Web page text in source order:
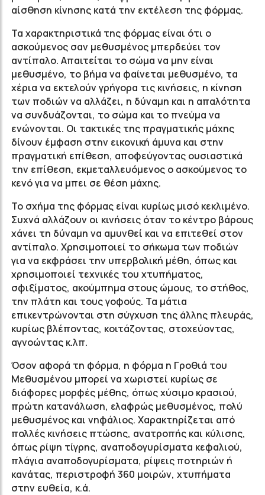
αίσθηση κίνησης κατά την εκτέλεση της φόρμας.
Τα χαρακτηριστικά της φόρμας είναι ότι ο
ασκούμενος σαν μεθυσμένος μπερδεύει τον
αντίπαλο. Απαιτείται το σώμα να μην είναι
μεθυσμένο, το βήμα να φαίνεται μεθυσμένο, τα
χέρια να εκτελούν γρήγορα τις κινήσεις, η κίνηση
των ποδιών να αλλάζει, η δύναμη και η απαλότητα
να συνδυάζονται, το σώμα και το πνεύμα να
ενώνονται. Οι τακτικές της πραγματικής μάχης
δίνουν έμφαση στην εικονική άμυνα και στην
πραγματική επίθεση, αποφεύγοντας ουσιαστικά
την επίθεση, εκμεταλλευόμενος ο ασκούμενος το
κενό για να μπει σε θέση μάχης.
Το σχήμα της φόρμας είναι κυρίως μισό κεκλιμένο.
Συχνά αλλάζουν οι κινήσεις όταν το κέντρο βάρους
χάνει τη δύναμη να αμυνθεί και να επιτεθεί στον
αντίπαλο. Χρησιμοποιεί το σήκωμα των ποδιών
για να εκφράσει την υπερβολική μέθη, όπως και
χρησιμοποιεί τεχνικές του χτυπήματος,
σφιξίματος, ακούμπημα στους ώμους, το στήθος,
την πλάτη και τους γοφούς. Τα μάτια
επικεντρώνονται στη σύγχυση της άλλης πλευράς,
κυρίως βλέποντας, κοιτάζοντας, στοχεύοντας,
αγνοώντας κ.λπ.
Όσον αφορά τη φόρμα, η φόρμα η Γροθιά του
Μεθυσμένου μπορεί να χωριστεί κυρίως σε
διάφορες μορφές μέθης, όπως χύσιμο κρασιού,
πρώτη κατανάλωση, ελαφρώς μεθυσμένος, πολύ
μεθυσμένος και νηφάλιος. Χαρακτηρίζεται από
πολλές κινήσεις πτώσης, ανατροπής και κύλισης,
όπως ρίψη τίγρης, αναποδογυρίσματα κεφαλιού,
πλάγια αναποδογυρίσματα, ρίψεις ποτηριών ή
κανάτας, περιστροφή 360 μοιρών, χτυπήματα
στην ευθεία, κ.ά.